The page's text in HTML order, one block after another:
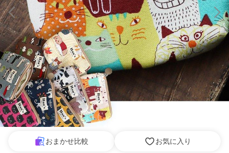
おまかせ比較 お気に入り